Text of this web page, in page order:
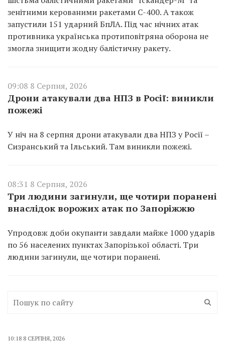
зенітними керованими ракетами С-400. А також
запустили 151 ударний БпЛА. Під час нічних атак
противника українська протиповітряна оборона не
змогла знищити жодну балістичну ракету.
09:08 8 Серпня, 2026
Дрони атакували два НПЗ в Росії: виникли
пожежі
У ніч на 8 серпня дрони атакували два НПЗ у Росії –
Сизранський та Ільський. Там виникли пожежі.
08:31 8 Серпня, 2026
Три людини загинули, ще чотири поранені
внаслідок ворожих атак по Запоріжжю
Упродовж доби окупанти завдали майже 1000 ударів
по 56 населених пунктах Запорізької області. Три
людини загинули, ще чотири поранені.
10:18 8 СЕРПНЯ, 2026